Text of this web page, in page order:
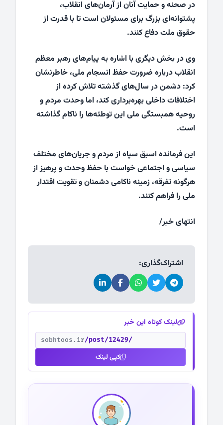
در صحنه و حمایت آنان از آرمان‌های انقلاب،
پشتوانه‌ای بزرگ برای مسئولان است تا با قدرت از
حقوق ملت دفاع کنند.
وی در بخش دیگری با اشاره به پیام‌های رهبر معظم
انقلاب درباره ضرورت حفظ انسجام ملی، خاطرنشان
کرد: دشمن در سال‌های گذشته تلاش کرده از
اختلافات داخلی بهره‌برداری کند، اما وحدت مردم و
روحیه همبستگی ملی این توطئه‌ها را ناکام گذاشته
است.
این فرمانده اسبق سپاه از مردم و جریان‌های مختلف
سیاسی و اجتماعی خواست با حفظ وحدت و پرهیز از
هرگونه تفرقه، زمینه ناکامی دشمنان و تقویت اقتدار
ملی را فراهم کنند.
انتهای خبر/
اشتراک‌گذاری:
لینک کوتاه این خبر
sobhtoos.ir/post/12429/
کپی لینک